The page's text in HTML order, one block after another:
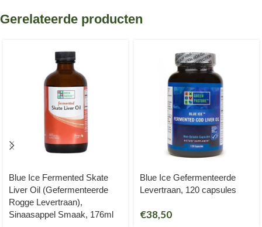
Gerelateerde producten
Blue Ice Fermented Skate
Liver Oil (Gefermenteerde
Rogge Levertraan),
Sinaasappel Smaak, 176ml
Blue Ice Gefermenteerde
Levertraan, 120 capsules
€38,50